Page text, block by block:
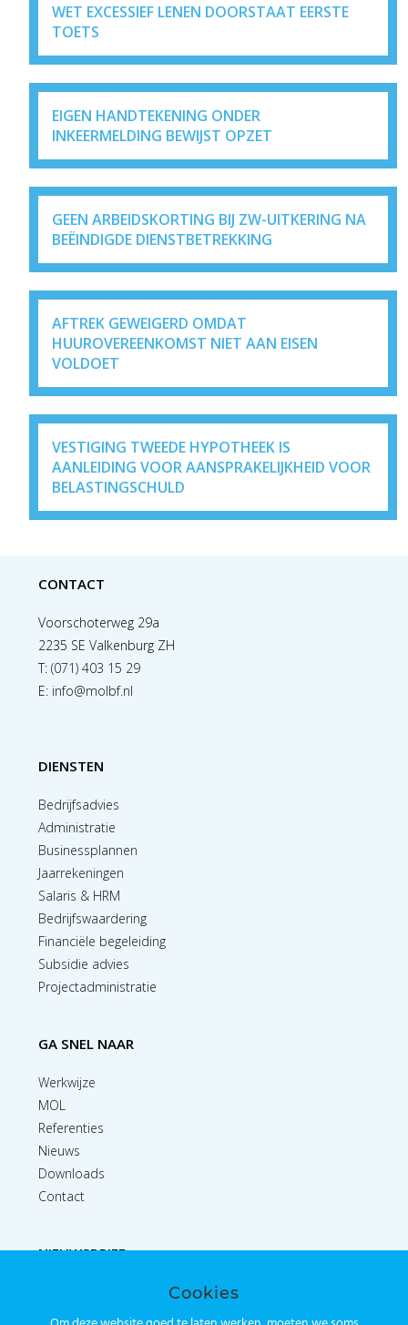
WET EXCESSIEF LENEN DOORSTAAT EERSTE
TOETS
EIGEN HANDTEKENING ONDER
INKEERMELDING BEWIJST OPZET
GEEN ARBEIDSKORTING BIJ ZW-UITKERING NA
BEËINDIGDE DIENSTBETREKKING
AFTREK GEWEIGERD OMDAT
HUUROVEREENKOMST NIET AAN EISEN
VOLDOET
VESTIGING TWEEDE HYPOTHEEK IS
AANLEIDING VOOR AANSPRAKELIJKHEID VOOR
BELASTINGSCHULD
CONTACT
Voorschoterweg 29a
2235 SE Valkenburg ZH
T:(071) 403 15 29
E: info@molbf.nl
DIENSTEN
Bedrijfsadvies
Administratie
Businessplannen
Jaarrekeningen
Salaris & HRM
Bedrijfswaardering
Financiële begeleiding
Subsidie advies
Projectadministratie
GA SNEL NAAR
Werkwijze
MOL
Referenties
Nieuws
Downloads
Contact
NIEUWSBRIEF
Cookies